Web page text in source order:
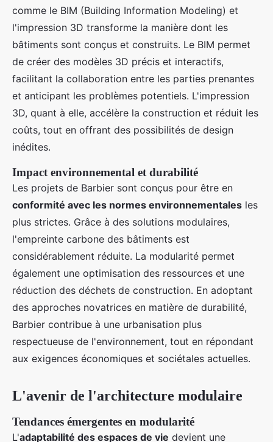
comme le BIM (Building Information Modeling) et
l'impression 3D transforme la manière dont les
bâtiments sont conçus et construits. Le BIM permet
de créer des modèles 3D précis et interactifs,
facilitant la collaboration entre les parties prenantes
et anticipant les problèmes potentiels. L'impression
3D, quant à elle, accélère la construction et réduit les
coûts, tout en offrant des possibilités de design
inédites.
Impact environnemental et durabilité
Les projets de Barbier sont conçus pour être en
conformité avec les normes environnementales les
plus strictes. Grâce à des solutions modulaires,
l'empreinte carbone des bâtiments est
considérablement réduite. La modularité permet
également une optimisation des ressources et une
réduction des déchets de construction. En adoptant
des approches novatrices en matière de durabilité,
Barbier contribue à une urbanisation plus
respectueuse de l'environnement, tout en répondant
aux exigences économiques et sociétales actuelles.
L'avenir de l'architecture modulaire
Tendances émergentes en modularité
L'adaptabilité des espaces de vie devient une